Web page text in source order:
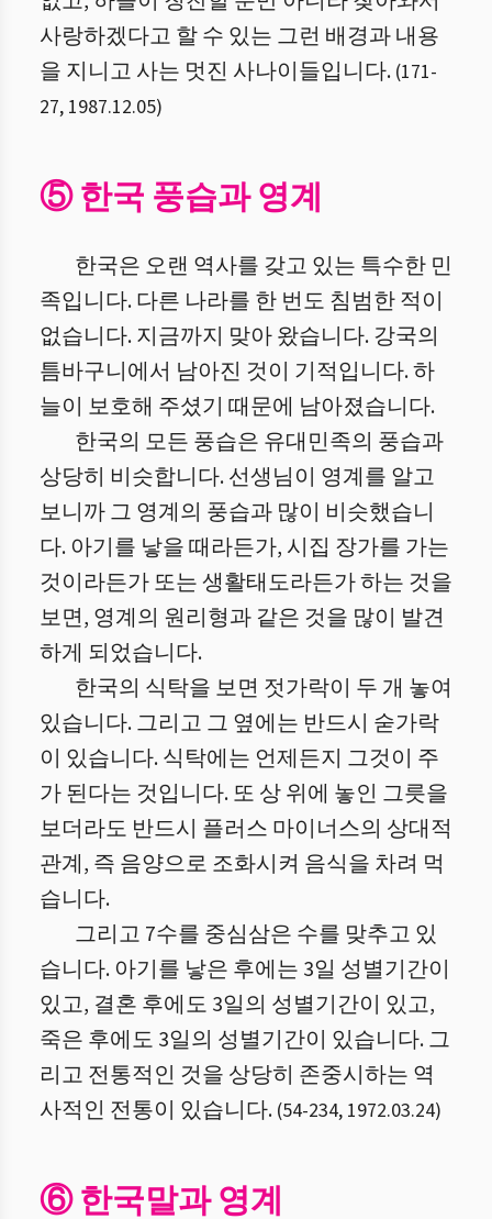
사랑하겠다고 할 수 있는 그런 배경과 내용
을 지니고 사는 멋진 사나이들입니다. (171-
27, 1987.12.05)
⑤ 한국 풍습과 영계
한국은 오랜 역사를 갖고 있는 특수한 민
족입니다. 다른 나라를 한 번도 침범한 적이
없습니다. 지금까지 맞아 왔습니다. 강국의
틈바구니에서 남아진 것이 기적입니다. 하
늘이 보호해 주셨기 때문에 남아졌습니다.
한국의 모든 풍습은 유대민족의 풍습과
상당히 비슷합니다. 선생님이 영계를 알고
보니까 그 영계의 풍습과 많이 비슷했습니
다. 아기를 낳을 때라든가, 시집 장가를 가는
것이라든가 또는 생활태도라든가 하는 것을
보면, 영계의 원리형과 같은 것을 많이 발견
하게 되었습니다.
한국의 식탁을 보면 젓가락이 두 개 놓여
있습니다. 그리고 그 옆에는 반드시 숟가락
이 있습니다. 식탁에는 언제든지 그것이 주
가 된다는 것입니다. 또 상 위에 놓인 그릇을
보더라도 반드시 플러스 마이너스의 상대적
관계, 즉 음양으로 조화시켜 음식을 차려 먹
습니다.
그리고 7수를 중심삼은 수를 맞추고 있
습니다. 아기를 낳은 후에는 3일 성별기간이
있고, 결혼 후에도 3일의 성별기간이 있고,
죽은 후에도 3일의 성별기간이 있습니다. 그
리고 전통적인 것을 상당히 존중시하는 역
사적인 전통이 있습니다. (54-234, 1972.03.24)
⑥ 한국말과 영계